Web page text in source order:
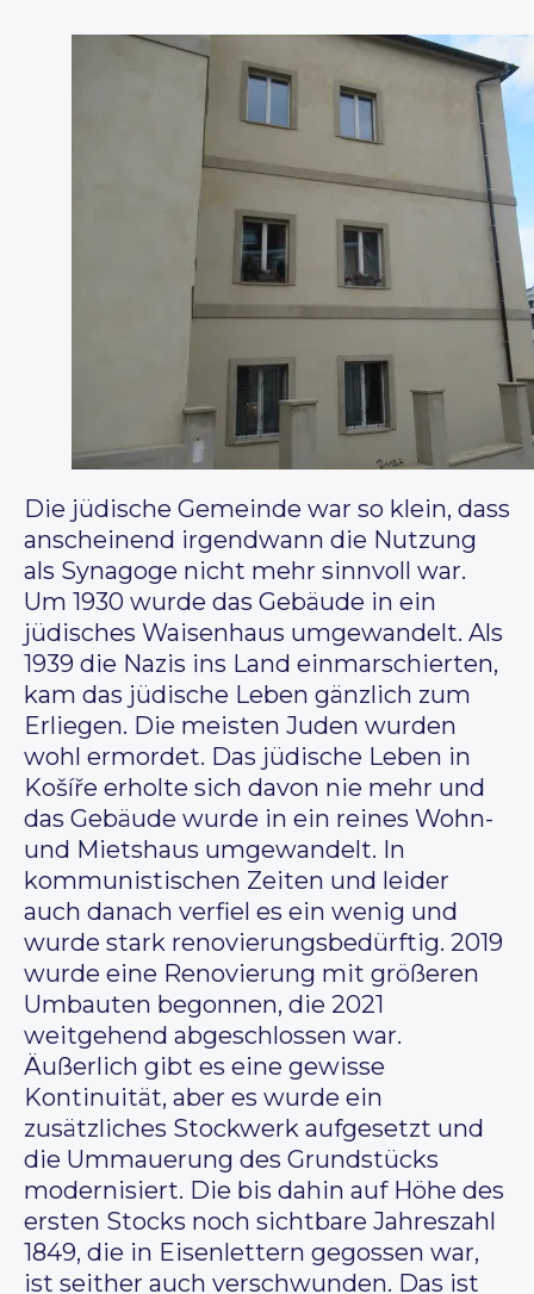
Die jüdische Gemeinde war so klein, dass
anscheinend irgendwann die Nutzung
als Synagoge nicht mehr sinnvoll war.
Um 1930 wurde das Gebäude in ein
jüdisches Waisenhaus umgewandelt. Als
1939 die Nazis ins Land einmarschierten,
kam das jüdische Leben gänzlich zum
Erliegen. Die meisten Juden wurden
wohl ermordet. Das jüdische Leben in
Košíře erholte sich davon nie mehr und
das Gebäude wurde in ein reines Wohn-
und Mietshaus umgewandelt. In
kommunistischen Zeiten und leider
auch danach verfiel es ein wenig und
wurde stark renovierungsbedürftig. 2019
wurde eine Renovierung mit größeren
Umbauten begonnen, die 2021
weitgehend abgeschlossen war.
Äußerlich gibt es eine gewisse
Kontinuität, aber es wurde ein
zusätzliches Stockwerk aufgesetzt und
die Ummauerung des Grundstücks
modernisiert. Die bis dahin auf Höhe des
ersten Stocks noch sichtbare Jahreszahl
1849, die in Eisenlettern gegossen war,
ist seither auch verschwunden. Das ist